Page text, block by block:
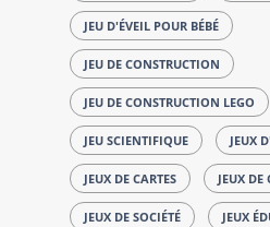
JEU D'ÉVEIL POUR BÉBÉ
JEU DE CONSTRUCTION
JEU DE CONSTRUCTION LEGO
JEU SCIENTIFIQUE JEUX
JEUX DE CARTES JEUX DE
JEUX DE SOCIÉTÉ JEUX